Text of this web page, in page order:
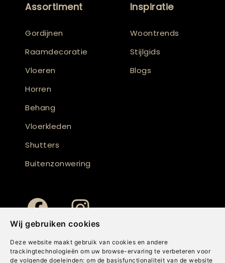
Wij gebruiken cookies
Deze website maakt gebruik van cookies en andere
trackingtechnologieën om uw browse-ervaring te verbeteren voor
de volgende doeleinden: om de basisfunctionaliteit van de website
Assortiment
Gordijnen
Raamdecoratie
Vloeren
Horren
Behang
Vloerkleden
Shutters
Buitenzonwering
Inspiratie
Woontrends
Stijlgids
Blogs